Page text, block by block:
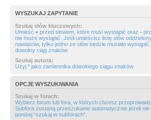
WYSZUKAJ ZAPYTANIE
Szukaj słów kluczowych:
Umieść + przed słowem, które musi wystąpić oraz -
nie może wystąpić. Jeśli umieścisz listę słów
nawiasów, tylko jedno ze słów będzie musiało
dowolny ciąg znaków.
Szukaj autora:
Użyj * jako zamiennika dowolnego ciągu znaków.
OPCJE WYSZUKIWANIA
Szukaj w forach:
Wybierz forum lub fora, w których chcesz
Subfora zostaną przeszukanie automatycznie jeżeli nie
poniżej “szukaj w subforach“.